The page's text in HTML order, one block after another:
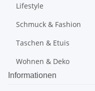
Lifestyle
Schmuck & Fashion
Taschen & Etuis
Wohnen & Deko
Informationen